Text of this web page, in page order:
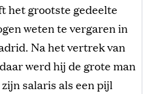
het grootste gedeelte
weten te vergaren in
Na het vertrek van
werd hij de grote man
salaris als een pijl